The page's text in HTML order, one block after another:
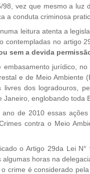
vez que mesmo a luz
a conduta criminosa
atenta a
contempladas no artigo
sem a devida
embasamento jurídico,
e de Meio Ambiente
dos logradouros,
englobando toda
essas ações
contra o Meio
Artigo 29da Lei N°
horas na
crime é considerado